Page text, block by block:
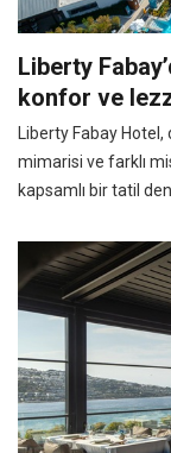
Liberty
konfor ve
Liberty Fabay
mimarisi ve farklı
kapsamlı bir tatil